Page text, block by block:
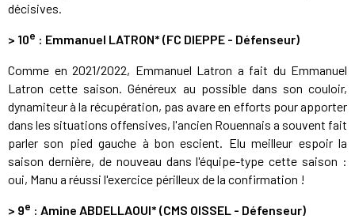
décisives.
> 10e : Emmanuel LATRON* (FC DIEPPE - Défenseur)
Comme en 2021/2022, Emmanuel Latron a fait du Emmanuel
Latron cette saison. Généreux au possible dans son couloir,
dynamiteur à la récupération, pas avare en efforts pour apporter
dans les situations offensives, l'ancien Rouennais a souvent fait
parler son pied gauche à bon escient. Elu meilleur espoir la
saison dernière, de nouveau dans l'équipe-type cette saison :
oui, Manu a réussi l'exercice périlleux de la confirmation !
> 9e : Amine ABDELLAOUI* (CMS OISSEL - Défenseur)